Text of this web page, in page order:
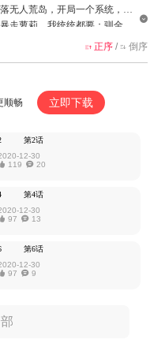
无人荒岛，开局一个系统，秦
走萝莉，我统统都要；驯金
！
容仅为作者本人观点，不代表

 正序/  倒序
顺畅 立即下载
第2话
12-30
119 20
第4话
12-30
97 13
第6话
12-30
97 9